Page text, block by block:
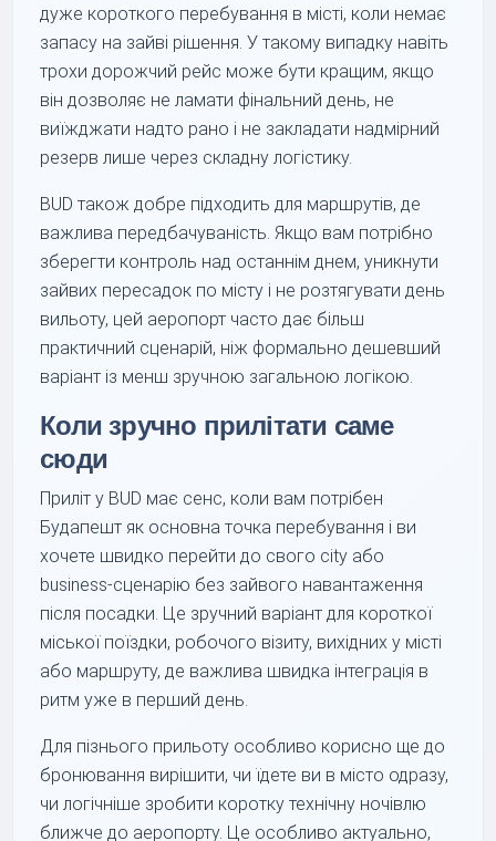
дуже короткого перебування в місті, коли немає
запасу на зайві рішення. У такому випадку навіть
трохи дорожчий рейс може бути кращим, якщо
він дозволяє не ламати фінальний день, не
виїжджати надто рано і не закладати надмірний
резерв лише через складну логістику.
BUD також добре підходить для маршрутів, де
важлива передбачуваність. Якщо вам потрібно
зберегти контроль над останнім днем, уникнути
зайвих пересадок по місту і не розтягувати день
вильоту, цей аеропорт часто дає більш
практичний сценарій, ніж формально дешевший
варіант із менш зручною загальною логікою.
Коли зручно прилітати саме
сюди
Приліт у BUD має сенс, коли вам потрібен
Будапешт як основна точка перебування і ви
хочете швидко перейти до свого city або
business-сценарію без зайвого навантаження
після посадки. Це зручний варіант для короткої
міської поїздки, робочого візиту, вихідних у місті
або маршруту, де важлива швидка інтеграція в
ритм уже в перший день.
Для пізнього прильоту особливо корисно ще до
бронювання вирішити, чи їдете ви в місто одразу,
чи логічніше зробити коротку технічну ночівлю
ближче до аеропорту. Це особливо актуально,